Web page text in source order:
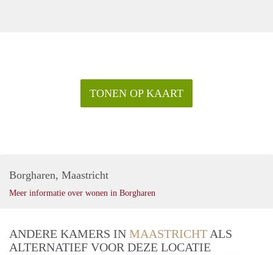
TONEN OP KAART
Borgharen, Maastricht
Meer informatie over wonen in Borgharen
ANDERE KAMERS IN MAASTRICHT ALS
ALTERNATIEF VOOR DEZE LOCATIE